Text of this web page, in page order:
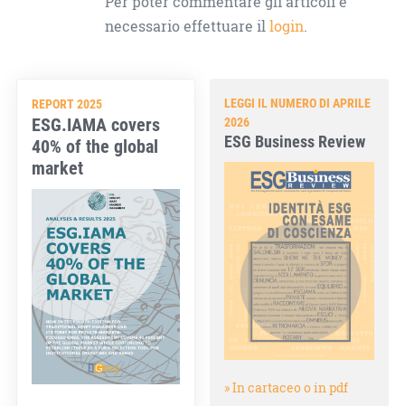
necessario effettuare illogin.
REPORT 2025
ESG.IAMA covers
40% of the global
market
LEGGI IL NUMERO DI APRILE
2026
ESG Business Review
» In cartaceo o in pdf